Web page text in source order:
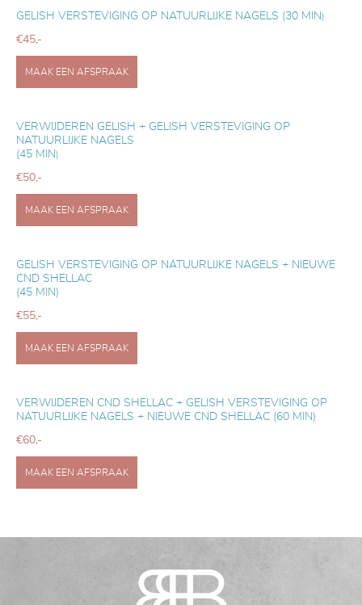
GELISH VERSTEVIGING OP NATUURLIJKE NAGELS (30 MIN)
€45,-
MAAK EEN AFSPRAAK
VERWIJDEREN GELISH + GELISH VERSTEVIGING OP
NATUURLIJKE NAGELS
(45 MIN)
€50,-
MAAK EEN AFSPRAAK
GELISH VERSTEVIGING OP NATUURLIJKE NAGELS + NIEUWE
CND SHELLAC
(45 MIN)
€55,-
MAAK EEN AFSPRAAK
VERWIJDEREN CND SHELLAC + GELISH VERSTEVIGING OP
NATUURLIJKE NAGELS + NIEUWE CND SHELLAC (60 MIN)
€60,-
MAAK EEN AFSPRAAK